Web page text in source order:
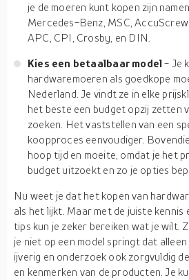
je de moeren kunt kopen zijn
Mercedes-Benz, MSC,
APC, CPI, Crosby, en DIN.
Kies een betaalbaar model- Je
hardwaremoeren als goedkope
Nederland. Je vindt ze in elke
het beste een budget opzij zetten
zoeken. Het vaststellen van een
koopproces eenvoudiger.
hoop tijd en moeite, omdat je het
budget uitzoekt en zo je opties
Nu weet je dat het kopen van
als het lijkt. Maar met de juiste kennis
tips kun je zeker bereiken wat je wilt.
je niet op een model springt dat
ijverig en onderzoek ook zorgvuldig
en kenmerken van de producten. Je